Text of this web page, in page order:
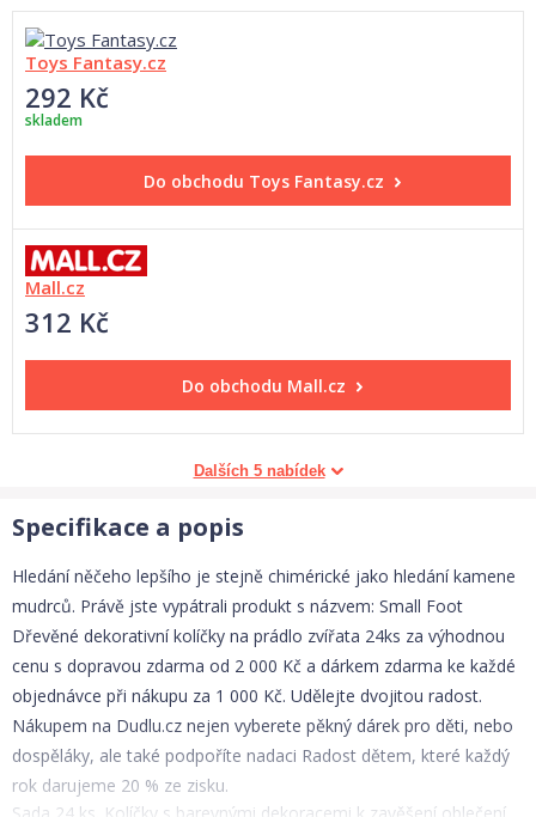
Toys Fantasy.cz
292 Kč
skladem
Do obchodu Toys Fantasy.cz
Mall.cz
312 Kč
Do obchodu Mall.cz
Dalších 5 nabídek
Specifikace a popis
Hledání něčeho lepšího je stejně chimérické jako hledání kamene
mudrců. Právě jste vypátrali produkt s názvem: Small Foot
Dřevěné dekorativní kolíčky na prádlo zvířata 24ks za výhodnou
cenu s dopravou zdarma od 2 000 Kč a dárkem zdarma ke každé
objednávce při nákupu za 1 000 Kč. Udělejte dvojitou radost.
Nákupem na Dudlu.cz nejen vyberete pěkný dárek pro děti, nebo
dospěláky, ale také podpoříte nadaci Radost dětem, které každý
rok darujeme 20 % ze zisku.